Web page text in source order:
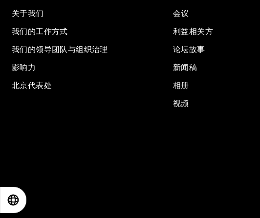
关于我们
我们的工作方式
我们的领导团队与组织治理
影响力
北京代表处
会议
利益相关方
论坛故事
新闻稿
相册
视频